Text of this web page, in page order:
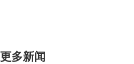
更多新闻